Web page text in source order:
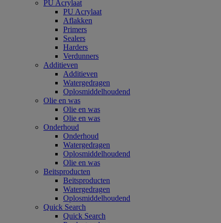
PU Acrylaat
PU Acrylaat
Aflakken
Primers
Sealers
Harders
Verdunners
Additieven
Additieven
Watergedragen
Oplosmiddelhoudend
Olie en was
Olie en was
Olie en was
Onderhoud
Onderhoud
Watergedragen
Oplosmiddelhoudend
Olie en was
Beitsproducten
Beitsproducten
Watergedragen
Oplosmiddelhoudend
Quick Search
Quick Search